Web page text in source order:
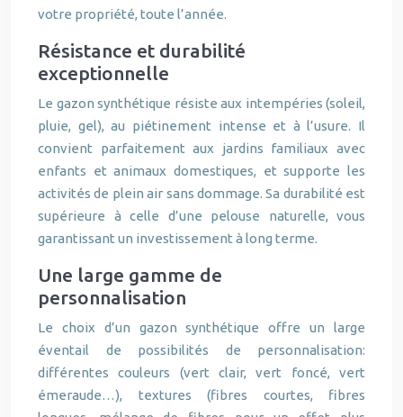
votre propriété, toute l’année.
Résistance et durabilité
exceptionnelle
Le gazon synthétique résiste aux intempéries (soleil,
pluie, gel), au piétinement intense et à l’usure. Il
convient parfaitement aux jardins familiaux avec
enfants et animaux domestiques, et supporte les
activités de plein air sans dommage. Sa durabilité est
supérieure à celle d’une pelouse naturelle, vous
garantissant un investissement à long terme.
Une large gamme de
personnalisation
Le choix d’un gazon synthétique offre un large
éventail de possibilités de personnalisation:
différentes couleurs (vert clair, vert foncé, vert
émeraude…), textures (fibres courtes, fibres